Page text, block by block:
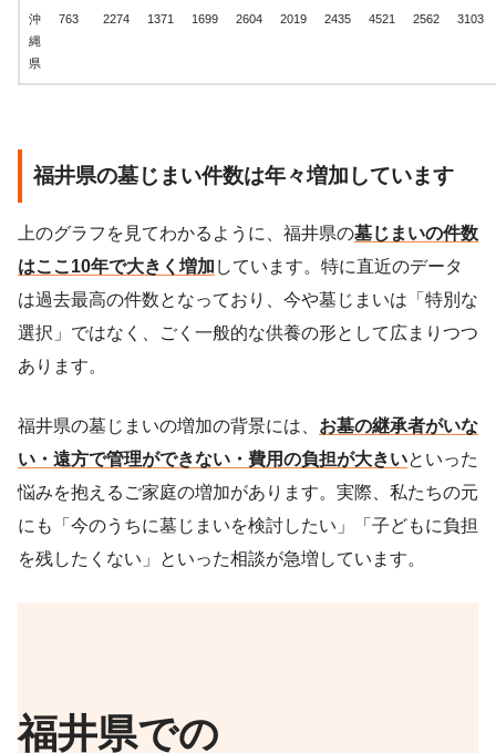
沖
縄
県
763 2274 1371 1699 2604 2019 2435 4521 2562 3103
福井県の墓じまい件数は年々増加しています
上のグラフを見てわかるように、福井県の墓じまいの件数
はここ10年で大きく増加 しています。特に直近のデータ
は過去最高の件数となっており、今や墓じまいは「特別な
選択」ではなく、ごく一般的な供養の形として広まりつつ
あります。
福井県の墓じまいの増加の背景には、 お墓の継承者がいな
い・遠方で管理ができない・費用の負担が大きいといった
悩みを抱えるご家庭の増加があります。実際、私たちの元
にも「今のうちに墓じまいを検討したい」「子どもに負担
を残したくない」といった相談が急増しています。
福井県での